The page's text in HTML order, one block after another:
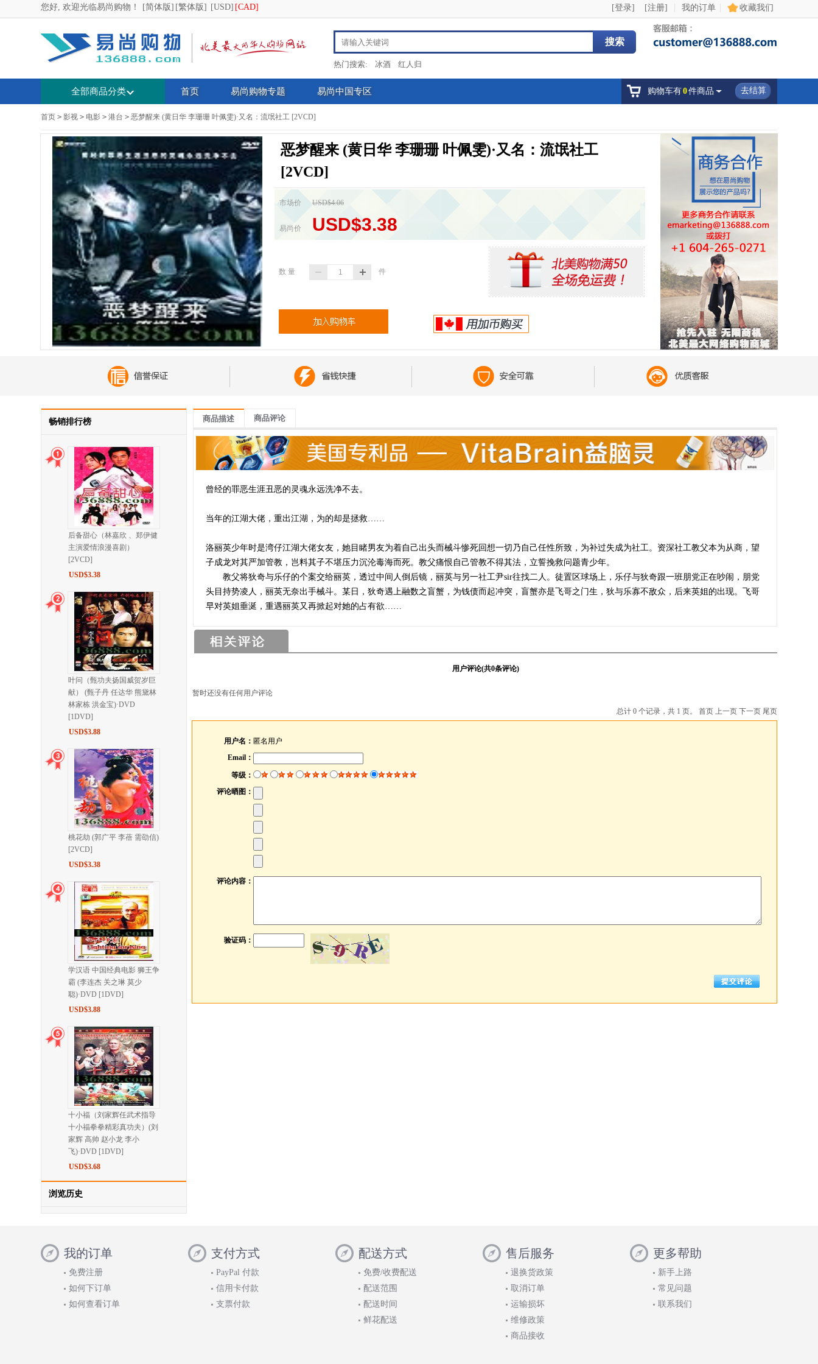
您好, 欢迎光临易尚购物！ [简体版] [繁体版] [USD] [CAD] [登录] [注册] 我的订单 收藏我们
搜索
热门搜索: 冰酒 红人归
全部商品分类 首页 易尚购物专题 易尚中国专区 购物车有0件商品 去结算
首页 > 影视 > 电影 > 港台 > 恶梦醒来 (黄日华 李珊珊 叶佩雯)·又名：流氓社工 [2VCD]
恶梦醒来 (黄日华 李珊珊 叶佩雯)·又名：流氓社工
[2VCD]
市场价 USD$4.06
易尚价 USD$3.38
数 量 件
畅销排行榜
后备甜心（林嘉欣 、郑伊健
主演爱情浪漫喜剧）
[2VCD]
USD$3.38
叶问（甄功夫扬国威贺岁巨
献） (甄子丹 任达华 熊黛林
林家栋 洪金宝)·DVD
[1DVD]
USD$3.88
桃花劫 (郭广平 李蓓 需劭信)
[2VCD]
USD$3.38
学汉语 中国经典电影 狮王争
霸 (李连杰 关之琳 莫少
聪)·DVD [1DVD]
USD$3.88
十小福（刘家辉任武术指导
十小福拳拳精彩真功夫）(刘
家辉 高帅 赵小龙 李小
飞)·DVD [1DVD]
USD$3.68
浏览历史
商品描述 商品评论
曾经的罪恶生涯丑恶的灵魂永远洗净不去。
当年的江湖大佬，重出江湖，为的却是拯救……
洛丽英少年时是湾仔江湖大佬女友，她目睹男友为着自己出头而械斗惨死回想一切乃自己任性所致，为补过失成为社工。资深社工教父本为从商，望
子成龙对其严加管教，岂料其子不堪压力沉沦毒海而死。教父痛恨自己管教不得其法，立誓挽救问题青少年。
教父将狄奇与乐仔的个案交给丽英，透过中间人倒后镜，丽英与另一社工尹sir往找二人。徒置区球场上，乐仔与狄奇跟一班朋党正在吵闹，朋党
头目持势凌人，丽英无奈出手械斗。某日，狄奇遇上融数之盲蟹，为钱债而起冲突，盲蟹亦是飞哥之门生，狄与乐寡不敌众，后来英姐的出现。飞哥
早对英姐垂涎，重遇丽英又再掀起对她的占有欲……
用户评论(共0条评论)
暂时还没有任何用户评论
总计 0 个记录，共 1 页。 首页 上一页 下一页 尾页
用户名： 匿名用户
Email：
等级：
评论晒图：
评论内容：
验证码：
我的订单
免费注册
如何下订单
如何查看订单
支付方式
PayPal 付款
信用卡付款
支票付款
配送方式
免费/收费配送
配送范围
配送时间
鲜花配送
售后服务
退换货政策
取消订单
运输损坏
维修政策
商品接收
更多帮助
新手上路
常见问题
联系我们